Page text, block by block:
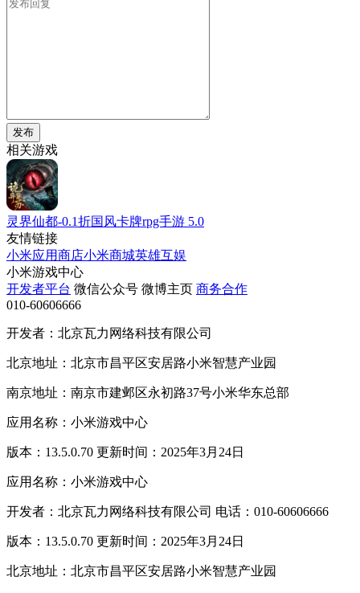
发布
相关游戏
灵界仙都-0.1折国风卡牌rpg手游 5.0
友情链接
小米应用商店小米商城英雄互娱
小米游戏中心
开发者平台 微信公众号 微博主页 商务合作
010-60606666
开发者：北京瓦力网络科技有限公司
北京地址：北京市昌平区安居路小米智慧产业园
南京地址：南京市建邺区永初路37号小米华东总部
应用名称：小米游戏中心
版本：13.5.0.70 更新时间：2025年3月24日
应用名称：小米游戏中心
开发者：北京瓦力网络科技有限公司 电话：010-60606666
版本：13.5.0.70 更新时间：2025年3月24日
北京地址：北京市昌平区安居路小米智慧产业园